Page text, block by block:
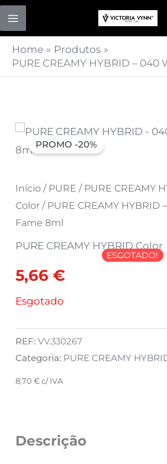
Skip
content
Home
Produtos
PURE CREAMY HYBRID –
ESGOTADO!
Início / PURE / PURE CREAMY
Color / PURE CREAMY HYBRID
Fame 8ml
PURE CREAMY HYBRID Color
O
original
era:
7,07 €.
5,66€
O
atual
5,66 €.
Esgotado
REF:VV.330267
Categoria: PURE CREAMY
8,70€ c/ IVA
Descrição
PROMO -20%